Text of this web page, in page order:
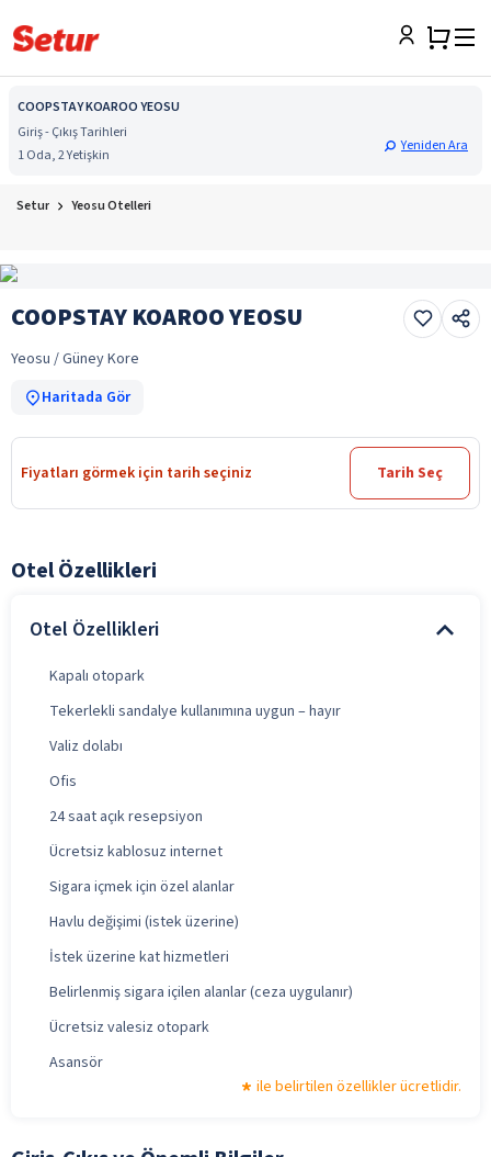
COOPSTAY KOAROO YEOSU
Giriş - Çıkış Tarihleri
1 Oda, 2 Yetişkin
Yeniden Ara
Setur Yeosu Otelleri
COOPSTAY KOAROO YEOSU
Yeosu / Güney Kore
Haritada Gör
Fiyatları görmek için tarih seçiniz Tarih Seç
Otel Özellikleri
Otel Özellikleri
Kapalı otopark
Tekerlekli sandalye kullanımına uygun – hayır
Valiz dolabı
Ofis
24 saat açık resepsiyon
Ücretsiz kablosuz internet
Sigara içmek için özel alanlar
Havlu değişimi (istek üzerine)
İstek üzerine kat hizmetleri
Belirlenmiş sigara içilen alanlar (ceza uygulanır)
Ücretsiz valesiz otopark
Asansör
ile belirtilen özellikler ücretlidir.